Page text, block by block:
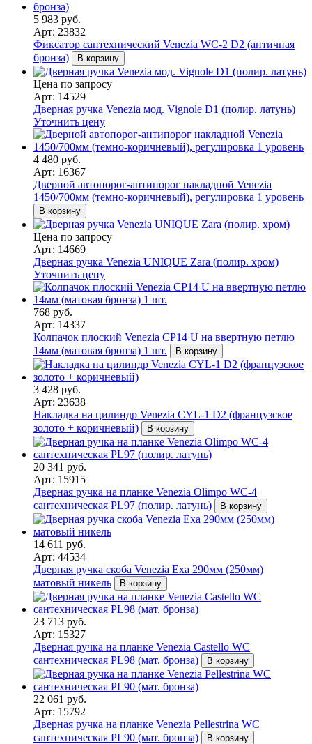
5 983 руб.
Арт: 23832
Фиксатор сантехнический Venezia WC-2 D2 (античная
бронза)
В корзину
Цена по запросу
Арт: 14529
Дверная ручка Venezia мод. Vignole D1 (полир. латунь)
Уточнить цену
4 480 руб.
Арт: 16367
Дверной автопорог-антипорог накладной Venezia
1450/700мм (темно-коричневый), регулировка 1 уровень
В корзину
Цена по запросу
Арт: 14669
Дверная ручка Venezia UNIQUE Zara (полир. хром)
Уточнить цену
768 руб.
Арт: 14337
Колпачок плоский Venezia CP14 U на ввертную петлю
14мм (матовая бронза) 1 шт.
В корзину
3 428 руб.
Арт: 23638
Накладка на цилиндр Venezia CYL-1 D2 (французское
золото + коричневый)
В корзину
20 341 руб.
Арт: 15915
Дверная ручка на планке Venezia Olimpo WC-4
сантехническая PL97 (полир. латунь)
В корзину
14 611 руб.
Арт: 44534
Дверная ручка скоба Venezia Exa 290мм (250мм)
матовый никель
В корзину
23 713 руб.
Арт: 15327
Дверная ручка на планке Venezia Castello WC
сантехническая PL98 (мат. бронза)
В корзину
22 061 руб.
Арт: 15792
Дверная ручка на планке Venezia Pellestrina WC
сантехническая PL90 (мат. бронза)
В корзину